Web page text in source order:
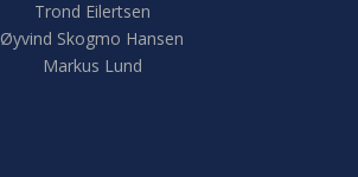
Trond Eilertsen
Øyvind Skogmo Hansen
Markus Lund